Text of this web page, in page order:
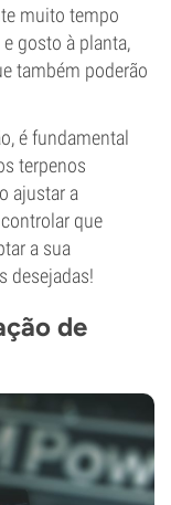
muito tempo
gosto à planta,
também poderão
é fundamental
terpenos
ajustar a
que
a sua
desejadas!
de